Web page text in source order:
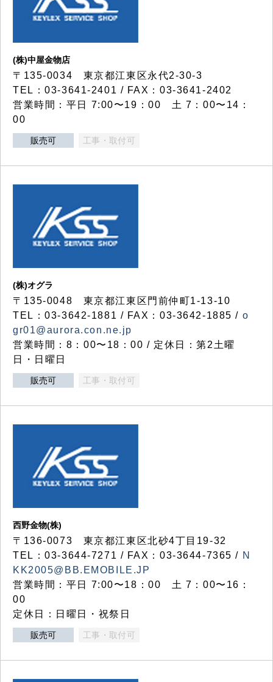
(株)中屋金物店
〒135-0034 東京都江東区永代2-30-3
TEL：03-3641-2401 / FAX：03-3641-2402
営業時間：平日 7:00〜19：00 土 7：00〜14：
00
販売可 工事・取付可
(株)オグラ
〒135-0048 東京都江東区門前仲町1-13-10
TEL：03-3642-1881 / FAX：03-3642-1885 / o
gr01@aurora.con.ne.jp
営業時間：8：00〜18：00 / 定休日：第2土曜
日・日曜日
販売可 工事・取付可
西野金物(株)
〒136-0073 東京都江東区北砂4丁目19-32
TEL：03‐3644‐7271 / FAX：03-3644-7365 / N
KK2005@BB.EMOBILE.JP
営業時間：平日 7:00〜18：00 土 7：00〜16：
00
定休日：日曜日・祝祭日
販売可 工事・取付可